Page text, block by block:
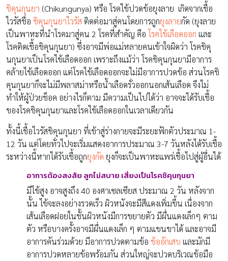
ชิคุนกุนยา (Chikungunya) หรือ โรคไข้ปวดข้อยุงลาย เกิดจากเชื้อ
ไวรัสชื่อ ชิคุนกุนยาไวรัส ติดต่อมาสู่คนโดยการถูกยุงลายกัด (ยุงลาย
เป็นพาหะที่นำโรคมาสู่คน 2 โรคที่สำคัญ คือ โรคไข้เลือดออก และ
โรคติดเชื้อชิคุนกุนยา) ซึ่งอาจมีพ่อแม่หลายคนเข้าใจผิดว่า โรคชิคุ
นกุนยาเป็นโรคไข้เลือดออก เพราะถึงแม้ว่า โรคชิคุนกุนยามีอาการ
คล้ายไข้เลือดออก แต่โรคไข้เลือดออกจะไม่มีอาการปวดข้อ ส่วนโรคชิ
คุนกุนยาก็จะไม่มีพลาสม่าหรือน้ำเลือดรั่วออกนอกเส้นเลือด จึงไม่
ทำให้ผู้ป่วยช็อค อย่างไรก็ตาม มีความเป็นไปได้ว่า อาจจะได้รับเชื้อ
ของโรคชิคุนกุนยาและโรคไข้เลือดออกในเวลาเดียวกัน
ทั้งนี้เชื้อไวรัสชิคุนกุนยา ที่เข้าสู่ร่างกายจะมีระยะฟักตัวประมาณ 1-
12 วัน แต่โดยทั่วไปจะเริ่มแสดงอาการประมาณ 3-7 วันหลังได้รับเชื้อ
ระหว่างนี้หากได้รับเชื้อถูกยุงกัด ยุงก็จะเป็นพาหะแพร่เชื้อไปสู่ผู้อื่นได้
อาการต้องสงสัย ลูกไม่สบาย เสี่ยงเป็นโรคชิคุนกุนยา
มีไข้สูง อาจสูงถึง 40 องศาเซลเซียส ประมาณ 2 วัน หลังจาก
นั้น ไข้จะลงอย่างรวดเร็ว ผิวหนังจะมีสีแดงเพิ่มขึ้น เนื่องจาก
เส้นเลือดฝอยในชั้นผิวหนังมีการขยายตัว มีผื่นแดงเล็กๆ ตาม
ตัว หรือบางครั้งอาจมีผื่นแดงเล็ก ๆ ตามแขนขาได้ และอาจมี
อาการคันร่วมด้วย มีอาการปวดตามข้อ ข้ออักเสบ และมักมี
อาการปวดหลายข้อพร้อมกัน ส่วนใหญ่จะปวดบริเวณข้อมือ